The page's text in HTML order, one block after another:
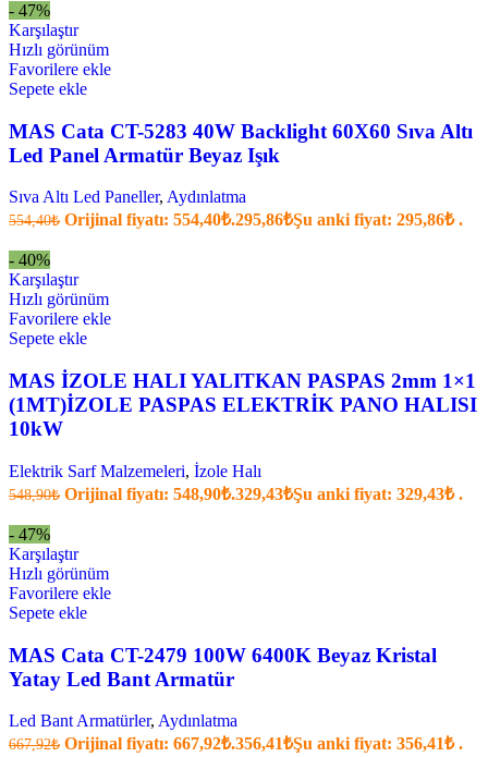
- 47%
Karşılaştır
Hızlı görünüm
Favorilere ekle
Sepete ekle
MAS Cata CT-5283 40W Backlight 60X60 Sıva Altı
Led Panel Armatür Beyaz Işık
Sıva Altı Led Paneller, Aydınlatma
554,40₺ Orijinal fiyatı: 554,40₺.295,86₺Şu anki fiyat: 295,86₺ .
- 40%
Karşılaştır
Hızlı görünüm
Favorilere ekle
Sepete ekle
MAS İZOLE HALI YALITKAN PASPAS 2mm 1×1
(1MT)İZOLE PASPAS ELEKTRİK PANO HALISI
10kW
Elektrik Sarf Malzemeleri, İzole Halı
548,90₺ Orijinal fiyatı: 548,90₺.329,43₺Şu anki fiyat: 329,43₺ .
- 47%
Karşılaştır
Hızlı görünüm
Favorilere ekle
Sepete ekle
MAS Cata CT-2479 100W 6400K Beyaz Kristal
Yatay Led Bant Armatür
Led Bant Armatürler, Aydınlatma
667,92₺ Orijinal fiyatı: 667,92₺.356,41₺Şu anki fiyat: 356,41₺ .